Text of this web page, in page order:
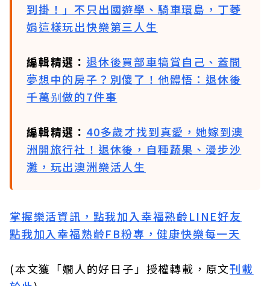
到掛！」不只出國遊學、騎車環島，丁菱
娟這樣玩出快樂第三人生
編輯精選： 退休後買部車犒賞自己、蓋間
夢想中的房子？別傻了！他體悟：退休後
千萬别做的7件事
編輯精選： 40多歲才找到真愛，她嫁到澳
洲開旅行社！退休後，自種蔬果、漫步沙
灘，玩出澳洲樂活人生
掌握樂活資訊， 點我加入幸福熟齡LINE好友
點我加入幸福熟齡FB粉專，健康快樂每一天
(本文獲「嫺人的好日子」授權轉載，原文刊載